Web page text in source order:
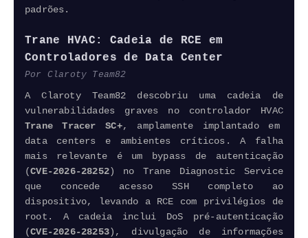
padrões.
Trane HVAC: Cadeia de RCE em
Controladores de Data Center
Por Claroty Team82
A Claroty Team82 descobriu uma cadeia de
vulnerabilidades graves no controlador HVAC
Trane Tracer SC+, amplamente implantado em
data centers e ambientes críticos. A falha
mais relevante é um bypass de autenticação
(CVE-2026-28252) no Trane Diagnostic Service
que concede acesso SSH completo ao
dispositivo, levando a RCE com privilégios de
root. A cadeia inclui DoS pré-autenticação
(CVE-2026-28253), divulgação de informações